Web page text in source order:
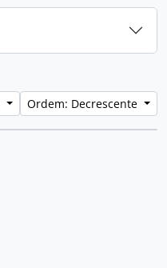
Ordem: Decrescente